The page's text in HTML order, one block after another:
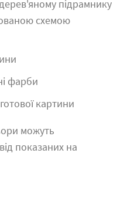
підрамнику
схемою
фарби
картини
можуть
показаних на